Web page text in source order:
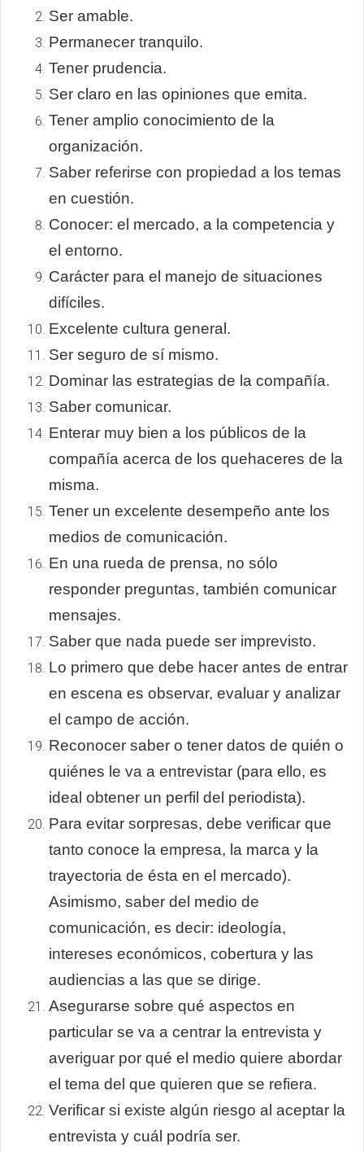
Ser amable.
Permanecer tranquilo.
Tener prudencia.
Ser claro en las opiniones que emita.
Tener amplio conocimiento de la
organización.
Saber referirse con propiedad a los temas
en cuestión.
Conocer: el mercado, a la competencia y
el entorno.
Carácter para el manejo de situaciones
difíciles.
Excelente cultura general.
Ser seguro de sí mismo.
Dominar las estrategias de la compañía.
Saber comunicar.
Enterar muy bien a los públicos de la
compañía acerca de los quehaceres de la
misma.
Tener un excelente desempeño ante los
medios de comunicación.
En una rueda de prensa, no sólo
responder preguntas, también comunicar
mensajes.
Saber que nada puede ser imprevisto.
Lo primero que debe hacer antes de entrar
en escena es observar, evaluar y analizar
el campo de acción.
Reconocer saber o tener datos de quién o
quiénes le va a entrevistar (para ello, es
ideal obtener un perfil del periodista).
Para evitar sorpresas, debe verificar que
tanto conoce la empresa, la marca y la
trayectoria de ésta en el mercado).
Asimismo, saber del medio de
comunicación, es decir: ideología,
intereses económicos, cobertura y las
audiencias a las que se dirige.
Asegurarse sobre qué aspectos en
particular se va a centrar la entrevista y
averiguar por qué el medio quiere abordar
el tema del que quieren que se refiera.
Verificar si existe algún riesgo al aceptar la
entrevista y cuál podría ser.